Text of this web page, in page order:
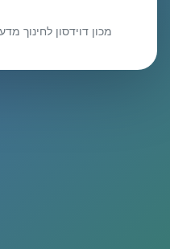
מכון דוידסון לחינוך